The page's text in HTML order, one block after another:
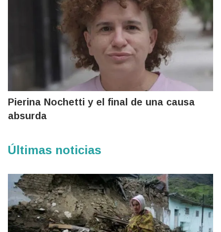
Pierina Nochetti y el final de una causa
absurda
Últimas noticias